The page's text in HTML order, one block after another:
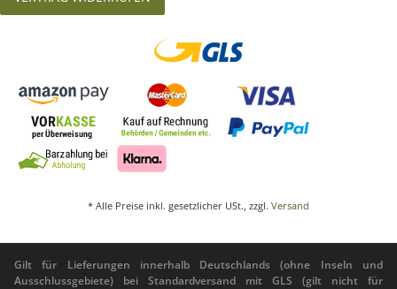
* Alle Preise inkl. gesetzlicher USt., zzgl. Versand
Gilt für Lieferungen innerhalb Deutschlands (ohne Inseln und
Ausschlussgebiete) bei Standardversand mit GLS (gilt nicht für